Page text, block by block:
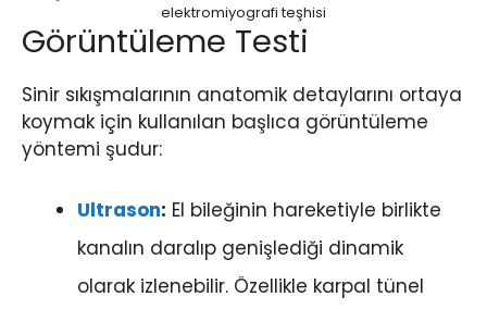
elektromiyografi teşhisi
Görüntüleme Testi
Sinir sıkışmalarının anatomik detaylarını ortaya
koymak için kullanılan başlıca görüntüleme
yöntemi şudur:
Ultrason: El bileğinin hareketiyle birlikte
kanalın daralıp genişlediği dinamik
olarak izlenebilir. Özellikle karpal tünel